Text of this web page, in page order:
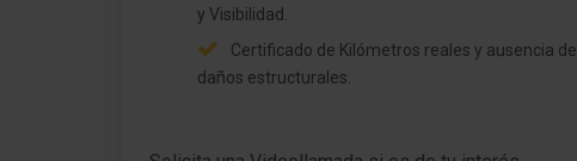
Servicio móvil Online VW Connect
Digital Cabina del piloto PRO (Cockpit digital)
y Visibilidad.
Certificado de Kilómetros reales y ausencia de
daños estructurales.